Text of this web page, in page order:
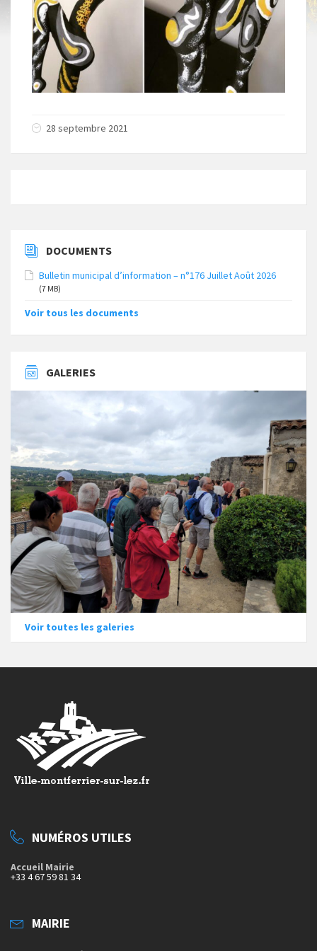
28 septembre 2021
DOCUMENTS
Bulletin municipal d’information – n°176 Juillet Août 2026
(7 MB)
Voir tous les documents
GALERIES
Voir toutes les galeries
NUMÉROS UTILES
Accueil Mairie
+33 4 67 59 81 34
MAIRIE